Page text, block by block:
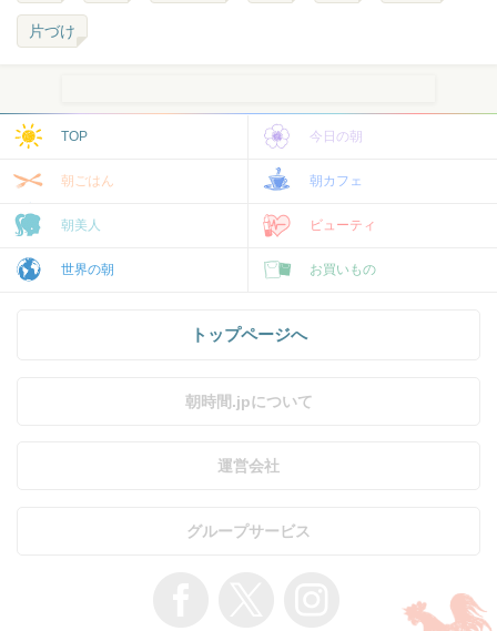
片づけ
TOP 今日の朝
朝ごはん 朝カフェ
朝美人 ビューティ
世界の朝 お買いもの
トップページへ
朝時間.jpについて
運営会社
グループサービス